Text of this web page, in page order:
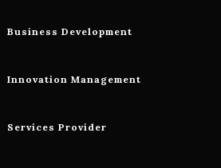
Business Development
Innovation Management
Services Provider